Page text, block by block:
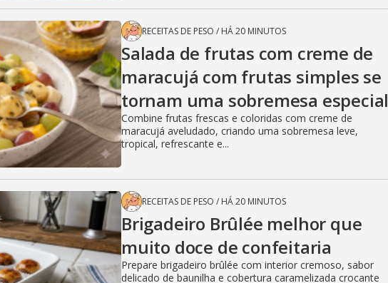
RECEITAS DE PESO / HÁ 20 MINUTOS
Salada de frutas com creme de
maracujá com frutas simples se
tornam uma sobremesa especial
Combine frutas frescas e coloridas com creme de
maracujá aveludado, criando uma sobremesa leve,
tropical, refrescante e...
RECEITAS DE PESO / HÁ 20 MINUTOS
Brigadeiro Brûlée melhor que
muito doce de confeitaria
Prepare brigadeiro brûlée com interior cremoso, sabor
delicado de baunilha e cobertura caramelizada crocante